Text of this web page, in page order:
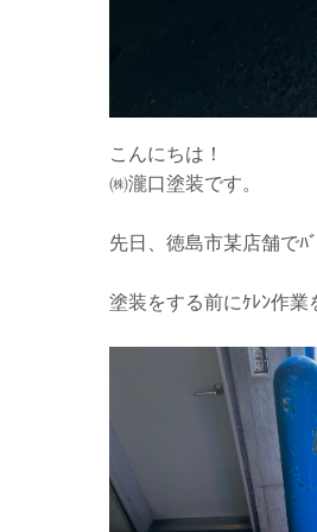
こんにちは！
㈱瀧口塗装です。
先日、徳島市某店舗でﾊ
塗装をする前にｹﾚﾝ作業